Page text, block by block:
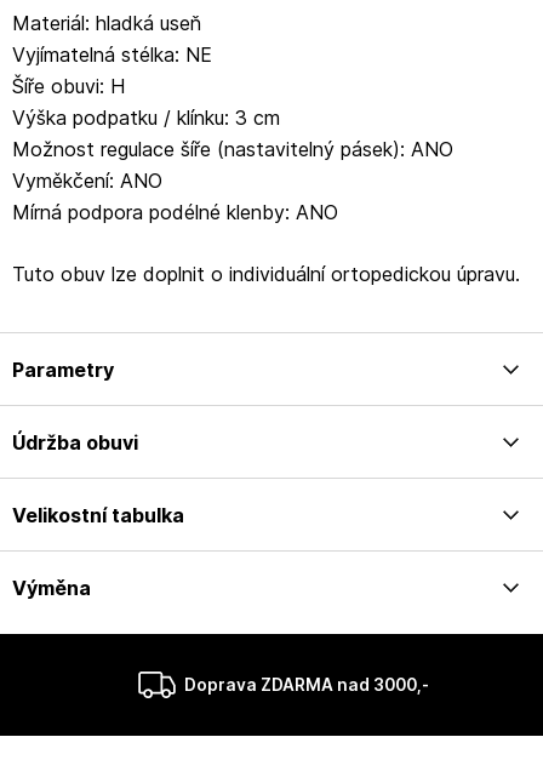
Materiál: hladká useň
Vyjímatelná stélka: NE
Šíře obuvi: H
Výška podpatku / klínku: 3 cm
Možnost regulace šíře (nastavitelný pásek): ANO
Vyměkčení: ANO
Mírná podpora podélné klenby: ANO
Tuto obuv lze doplnit o individuální ortopedickou úpravu.
Parametry
Údržba obuvi
Velikostní tabulka
Výměna
Doprava ZDARMA nad 3000,-